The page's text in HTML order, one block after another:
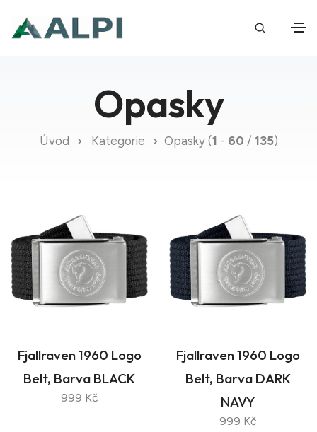
Opasky
Úvod Kategorie Opasky (1 - 60 / 135)
Fjallraven 1960 Logo
Belt, Barva BLACK
999 Kč
Fjallraven 1960 Logo
Belt, Barva DARK
NAVY
999 Kč